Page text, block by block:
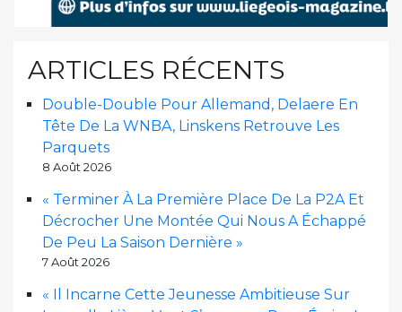
ARTICLES RÉCENTS
Double-Double Pour Allemand, Delaere En
Tête De La WNBA, Linskens Retrouve Les
Parquets
8 Août 2026
« Terminer À La Première Place De La P2A Et
Décrocher Une Montée Qui Nous A Échappé
De Peu La Saison Dernière »
7 Août 2026
« Il Incarne Cette Jeunesse Ambitieuse Sur